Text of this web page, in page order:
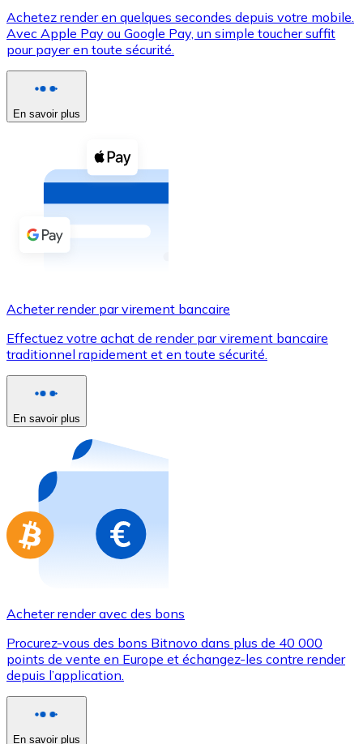
XRP
XRP
Voir toutes
Coupons crypto
Achetez des cryptomonnaies en espèces et d'autres
Acheter avec espèces
Virement SEPA
Utilisez les cartes Visa et Mastercard pour acheter
Acheter avec carte
Nouveau
Achetez des cartes-cadeaux de vos marques
Aller à la boutique de cartes-cadeaux
Achetez render en quelques secondes depuis votre mobile.
Avec Apple Pay ou Google Pay, un simple toucher suffit
pour payer en toute sécurité.
En savoir plus
Acheter render par virement bancaire
Effectuez votre achat de render par virement bancaire
traditionnel rapidement et en toute sécurité.
En savoir plus
Acheter render avec des bons
Procurez-vous des bons Bitnovo dans plus de 40 000
points de vente en Europe et échangez-les contre render
depuis l’application.
En savoir plus